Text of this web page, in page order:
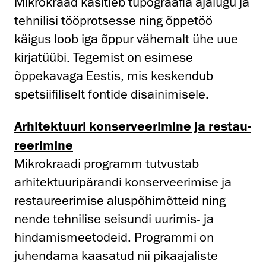
tehnilisi tööprotsesse ning õppetöö
käigus loob iga õppur vähemalt ühe uue
kirjatüübi. Tegemist on esimese
õppekavaga Eestis, mis keskendub
spetsiifiliselt fontide disainimisele.
Arhitek­­tuuri konser­veerimine ja restau­
reerimine
Mikrokraadi programm tutvustab
arhitektuuripärandi konserveerimise ja
restaureerimise aluspõhimõtteid ning
nende tehnilise seisundi uurimis- ja
hindamismeetodeid. Programmi on
juhendama kaasatud nii pikaajaliste